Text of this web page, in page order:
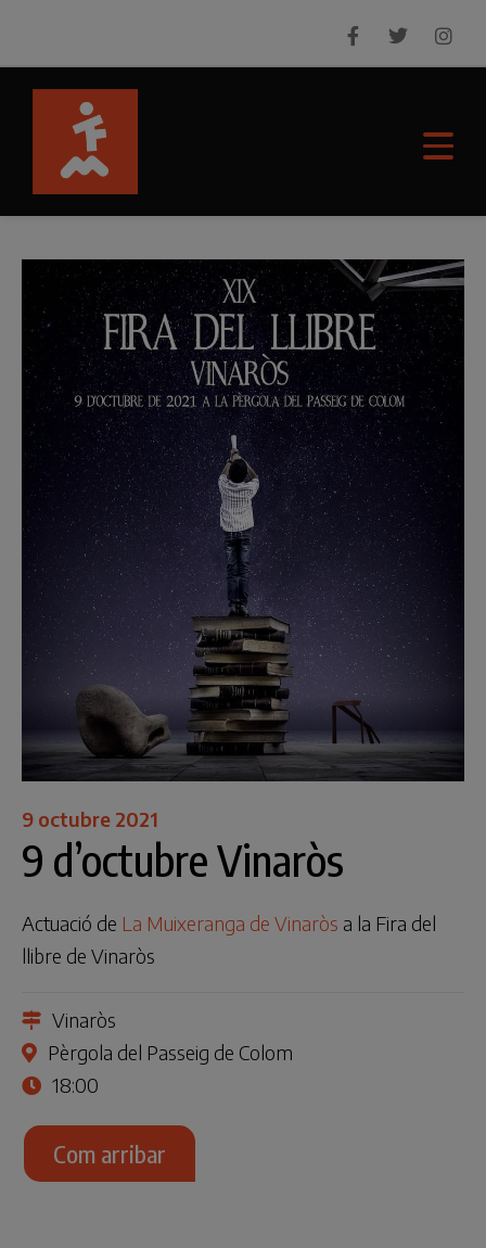
9 octubre 2021
9 d’octubre Vinaròs
Actuació de La Muixeranga de Vinaròs a la Fira del
llibre de Vinaròs
Vinaròs
Pèrgola del Passeig de Colom
18:00
Com arribar